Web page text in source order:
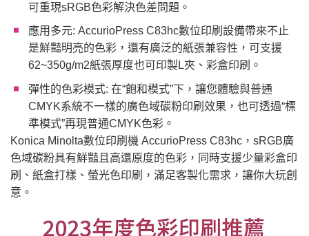
可重現sRGB色彩解決色差問題。
應用多元: AccurioPress C83hc數位印刷設備帶來不止
是鮮豔明亮的色彩，還有廣泛的紙張兼容性，可支援
62~350g/m2紙張厚度也可印製L夾、彩盒印刷。
彈性的色彩模式: 在“飽和模式”下，讓您體驗與普通
CMYK系統不一樣的廣色域碳粉印刷效果，也可透過“標
準模式”再現普通CMYK色彩。
Konica Minolta數位印刷機 AccurioPress C83hc，sRGB廣
色域碳粉具有鮮豔且高還原度的色彩，同時支援少量彩盒印
刷、紙盒打樣、螢光色印刷，滿足客製化需求，讓你大玩創
意。